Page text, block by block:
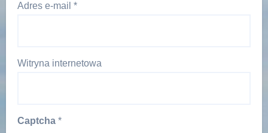
Adres e-mail *
Witryna internetowa
Captcha *